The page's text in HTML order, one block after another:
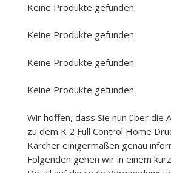
Keine Produkte gefunden.
Keine Produkte gefunden.
Keine Produkte gefunden.
Keine Produkte gefunden.
Wir hoffen, dass Sie nun über die
zu dem K 2 Full Control Home
Kärcher einigermaßen genau
Folgenden gehen wir in einem